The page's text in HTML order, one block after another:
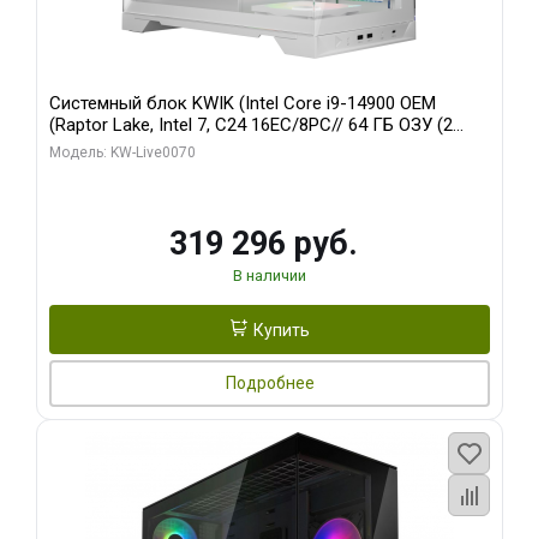
Системный блок KWIK (Intel Core i9-14900 OEM
(Raptor Lake, Intel 7, C24 16EC/8PC// 64 ГБ ОЗУ (2
модуля)/ Gigabyte RTX5080 XTREME WATERFORCE
Модель: KW-Live0070
319 296 руб.
В наличии
Купить
Подробнее